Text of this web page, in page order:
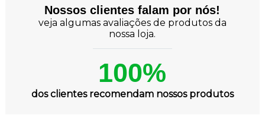
Nossos clientes falam por nós!
veja algumas avaliações de produtos da
nossa loja.
100%
dos clientes recomendam nossos produtos